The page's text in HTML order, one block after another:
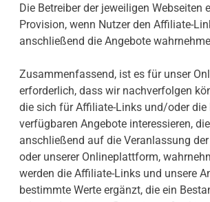
Die Betreiber der jeweiligen Webseiten
Provision, wenn Nutzer den Affiliate-
anschließend die Angebote
Zusammenfassend, ist es für unser
erforderlich, dass wir nachverfolgen
die sich für Affiliate-Links und/oder die
verfügbaren Angebote interessieren,
anschließend auf die Veranlassung
oder unserer Onlineplattform,
werden die Affiliate-Links und unsere
bestimmte Werte ergänzt, die ein